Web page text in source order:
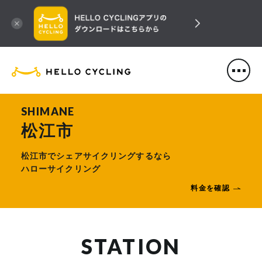
HELLO CYCLING（ハローサ
SHIMANE
松江市
松江市でシェアサイクリングするなら
ハローサイクリング
料金を確認
STATION